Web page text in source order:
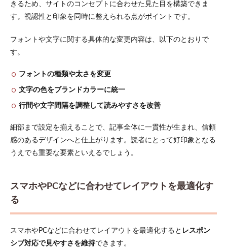
きるため、サイトのコンセプトに合わせた見た目を構築できま
す。視認性と印象を同時に整えられる点がポイントです。
フォントや文字に関する具体的な変更内容は、以下のとおりで
す。
フォントの種類や太さを変更
文字の色をブランドカラーに統一
行間や文字間隔を調整して読みやすさを改善
細部まで設定を揃えることで、記事全体に一貫性が生まれ、信頼
感のあるデザインへと仕上がります。読者にとって好印象となる
うえでも重要な要素といえるでしょう。
スマホやPCなどに合わせてレイアウトを最適化す
る
スマホやPCなどに合わせてレイアウトを最適化すると レスポン
シブ対応で見やすさを維持できます。